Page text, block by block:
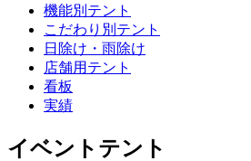
機能別テント
こだわり別テント
日除け・雨除け
店舗用テント
看板
実績
イベントテント